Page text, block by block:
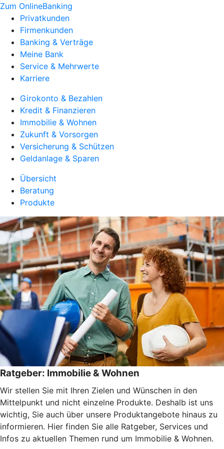
Zum OnlineBanking
Privatkunden
Firmenkunden
Banking & Verträge
Meine Bank
Service & Mehrwerte
Karriere
Girokonto & Bezahlen
Kredit & Finanzieren
Immobilie & Wohnen
Zukunft & Vorsorgen
Versicherung & Schützen
Geldanlage & Sparen
Übersicht
Beratung
Produkte
Ratgeber: Immobilie & Wohnen
Wir stellen Sie mit Ihren Zielen und Wünschen in den
Mittelpunkt und nicht einzelne Produkte. Deshalb ist uns
wichtig, Sie auch über unsere Produktangebote hinaus zu
informieren. Hier finden Sie alle Ratgeber, Services und
Infos zu aktuellen Themen rund um Immobilie & Wohnen.